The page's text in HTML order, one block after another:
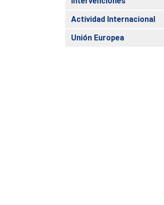
Actividad Internacional
Unión Europea